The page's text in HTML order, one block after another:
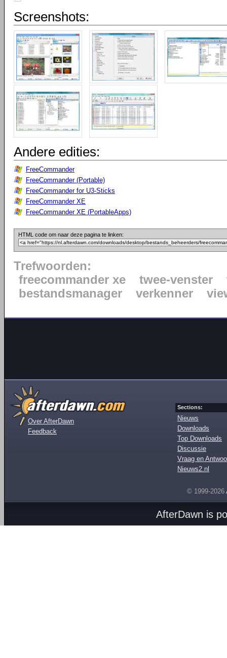
Screenshots:
Andere edities:
FreeCommander
FreeCommander (Portable)
FreeCommander for U3-Sticks
FreeCommander XE
FreeCommander XE (PortableApps)
HTML code om naar deze pagina te linken:
Trefwoorden:
freecommander xe
twee-venster
bestandsmanager
verkenner
Over AfterDawn
Feedback
Sections:
Nieuws
Downloads
Top Downloads
Discussie
Vraag en
Nieuws2.nl
© 1999-2026
AfterDawn is